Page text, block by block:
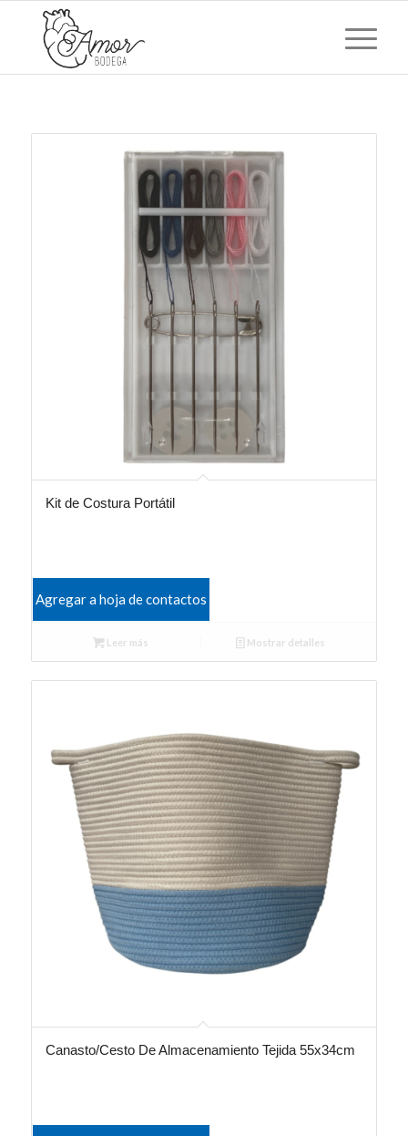
Kit de Costura Portátil
Agregar a hoja de contactos
Leer más Mostrar detalles
Canasto/Cesto De Almacenamiento Tejida 55x34cm